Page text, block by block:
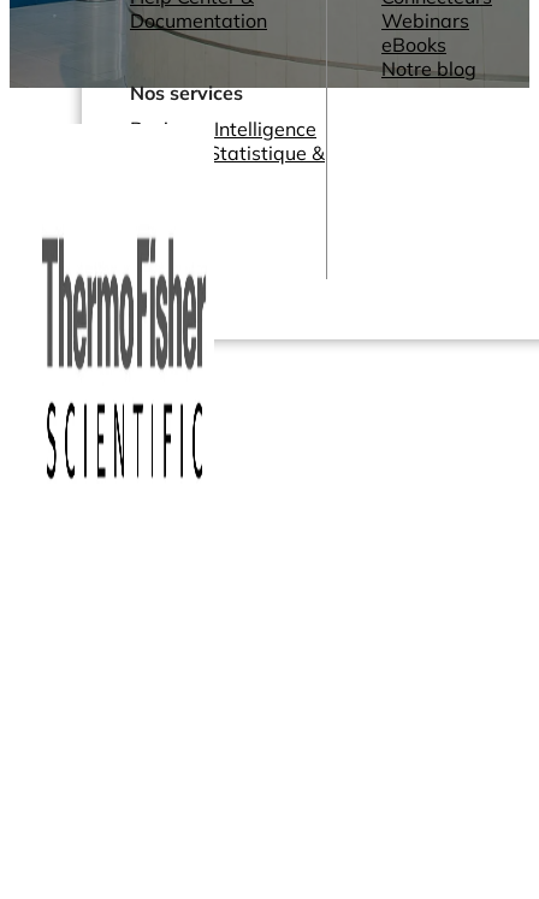
Documentation
Nos services
Business Intelligence
Analyse Statistique &
Webinars
eBooks
Notre blog
Plans